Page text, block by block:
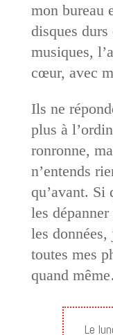
mon bureau
disques durs
musiques,
cœur, avec
Ils ne
plus à
ronronne,
n’entends
qu’avant. Si
les
les données,
toutes mes
quand
Le